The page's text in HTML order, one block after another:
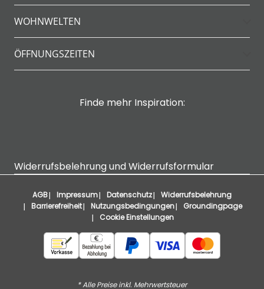
WOHNWELTEN
ÖFFNUNGSZEITEN
Finde mehr Inspiration:
Widerrufsbelehrung und Widerrufsformular
AGB Impressum Datenschutz
Widerrufsbelehrung
Barrierefreiheit
Nutzungsbedingungen
Groundingpage
Cookie Einstellungen
* Alle Preise inkl. Mehrwertsteuer